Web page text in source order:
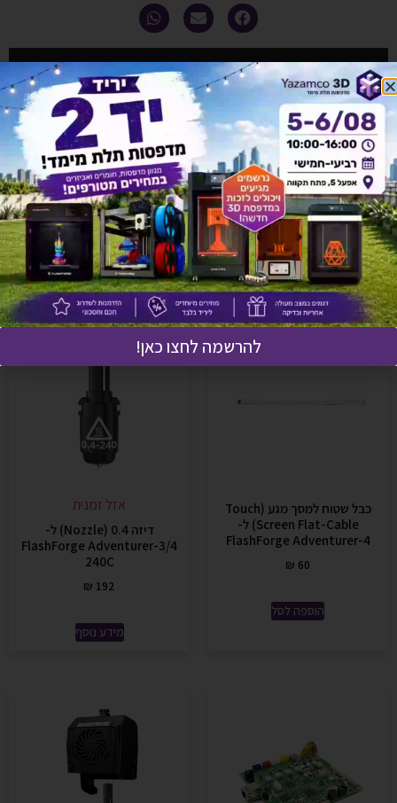
אולי יעניין אותך גם
כבל שטוח למסך מגע (Touch
Screen Flat-Cable) ל-
FlashForge Adventurer-4
₪ 60
הוספה לסל
אזל זמנית
דיזה 0.4 (Nozzle) ל-
FlashForge Adventurer-3/4
240C
₪ 192
מידע נוסף
להרשמה לחצו כאן!